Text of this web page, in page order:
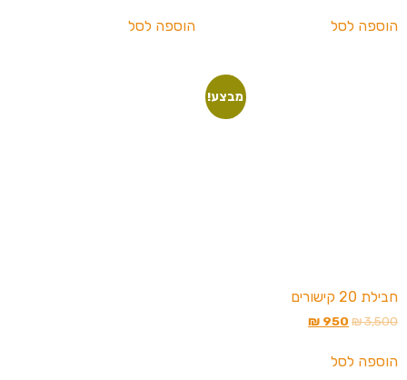
הוספה לסל הוספה לסל
מבצע!
חבילת 20 קישורים
₪3,500
₪ 950
הוספה לסל